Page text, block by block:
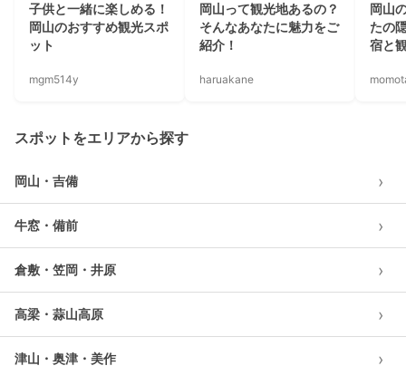
子供と一緒に楽しめる！
岡山のおすすめ観光スポ
ット
mgm514y
岡山って観光地あるの？
そんなあなたに魅力をご
紹介！
haruakane
岡山
たの
宿と
スポットをエリアから探す
岡山・吉備 ›
牛窓・備前 ›
倉敷・笠岡・井原 ›
高梁・蒜山高原 ›
津山・奥津・美作 ›